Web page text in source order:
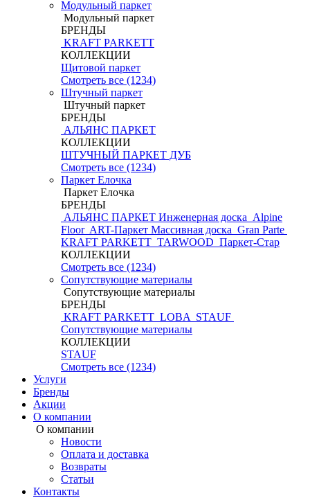
Модульный паркет
Модульный паркет
БРЕНДЫ
KRAFT PARKETT
КОЛЛЕКЦИИ
Щитовой паркет
Смотреть все (1234)
Штучный паркет
Штучный паркет
БРЕНДЫ
АЛЬЯНС ПАРКЕТ
КОЛЛЕКЦИИ
ШТУЧНЫЙ ПАРКЕТ ДУБ
Смотреть все (1234)
Паркет Елочка
Паркет Елочка
БРЕНДЫ
АЛЬЯНС ПАРКЕТ Инженерная доска Alpine
Floor ART-Паркет Массивная доска Gran Parte
KRAFT PARKETT TARWOOD Паркет-Стар
КОЛЛЕКЦИИ
Смотреть все (1234)
Сопутствующие материалы
Сопутствующие материалы
БРЕНДЫ
KRAFT PARKETT LOBA STAUF
Сопутствующие материалы
КОЛЛЕКЦИИ
STAUF
Смотреть все (1234)
Услуги
Бренды
Акции
О компании
О компании
Новости
Оплата и доставка
Возвраты
Статьи
Контакты